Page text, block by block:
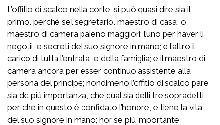
L’offitio di scalco nella corte, si può quasi dire sia il
primo, perché se’l segretario, maestro di casa, o
maestro di camera paieno maggiori; l’uno per haver li
negotii, e secreti del suo signore in mano; e l’altro il
carico di tutta l’entrata, e della famiglia; e il maestro di
camera ancora per esser continuo assistente alla
persona del principe; nondimeno l’offitio di scalco pare
sia de più importanza, che qual sia delli tre sopradetti,
per che in questo è confidato l’honore, e tiene la vita
del suo signore in mano; hor se più importante